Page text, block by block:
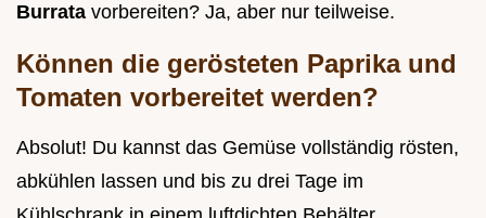
Burrata vorbereiten? Ja, aber nur teilweise.
Können die gerösteten Paprika und
Tomaten vorbereitet werden?
Absolut! Du kannst das Gemüse vollständig rösten,
abkühlen lassen und bis zu drei Tage im